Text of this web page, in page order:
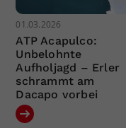
01.03.2026
ATP Acapulco:
Unbelohnte
Aufholjagd – Erler
schrammt am
Dacapo vorbei